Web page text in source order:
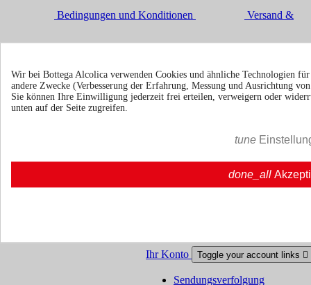
Bedingungen und Konditionen Versand &
Über uns Toggle über uns links
Toggle information links
Ihr Konto Toggle your account links 
Sendungsverfolgung
Wir bei Bottega Alcolica verwenden Cookies und ähnliche Technologien
andere Zwecke (Verbesserung der Erfahrung, Messung und Ausrichtung
Sie können Ihre Einwilligung jederzeit frei erteilen, verweigern oder
unten auf der Seite zugreifen.
tune
done_all